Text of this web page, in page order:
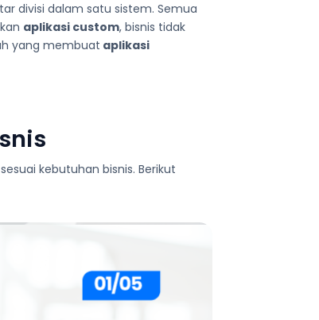
divisi dalam satu sistem. Semua
aplikasi custom, bisnis tidak
yang membuat aplikasi
kebutuhan bisnis. Berikut